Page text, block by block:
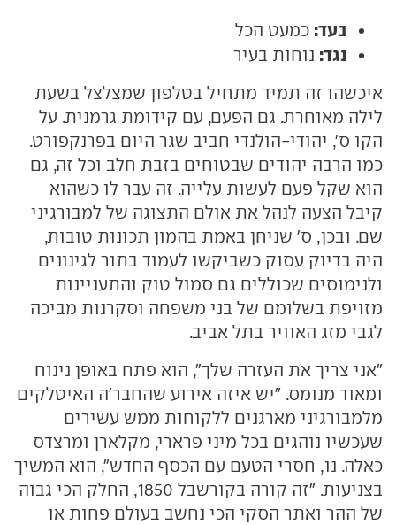
בעד: כמעט הכל
נגד: נוחות בעיר
איכשהו זה תמיד מתחיל בטלפון שמצלצל בשעת
לילה מאוחרת. גם הפעם, עם קידומת גרמנית. על
הקו ס', יהודי-הולנדי חביב שגר היום בפרנקפורט.
כמו הרבה יהודים שבטוחים בזבת חלב וכל זה, גם
הוא שקל פעם לעשות עלייה. זה עבר לו כשהוא
קיבל הצעה לנהל את אולם התצוגה של למבורגיני
שם. ובכן, ס' שניחן באמת בהמון תכונות טובות,
היה בדיוק עסוק כשביקשו לעמוד בתור לגינונים
ולנימוסים שכוללים גם סמול טוק והתעניינות
מזויפת בשלומם של בני משפחה וסקרנות מביכה
לגבי מזג האוויר בתל אביב.
"אני צריך את העזרה שלך", הוא פתח באופן נינוח
ומאוד מנומס. "יש איזה אירוע שהחבר'ה האיטלקים
מלמבורגיני מארגנים ללקוחות ממש עשירים
שעכשיו נוהגים בכל מיני פרארי, מקלארן ומרצדס
כאלה. נו, חסרי הטעם עם הכסף החדש", הוא המשיך
בצניעות. "זה קורה בקורשבל 1850, החלק הכי גבוה
של ההר ואתר הסקי הכי נחשב בעולם פחות או